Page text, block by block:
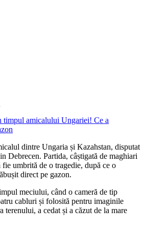
dintre Ungaria și Kazahstan, disputat
Debrecen. Partida, câștigată de maghiari
umbrită de o tragedie, după ce o
direct pe gazon.
meciului, când o cameră de tip
cabluri și folosită pentru imaginile
terenului, a cedat și a căzut de la mare